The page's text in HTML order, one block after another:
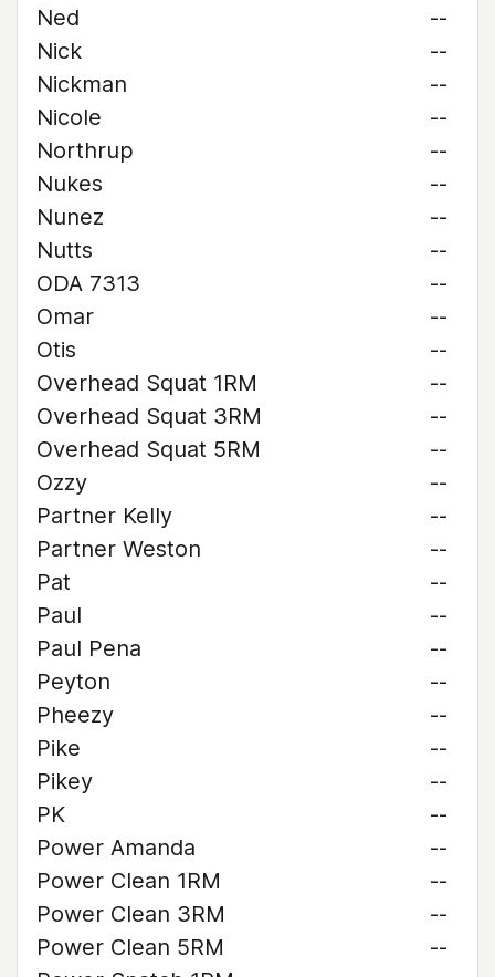
Ned
--
Nick
--
Nickman
--
Nicole
--
Northrup
--
Nukes
--
Nunez
--
Nutts
--
ODA 7313
--
Omar
--
Otis
--
Overhead Squat 1RM
--
Overhead Squat 3RM
--
Overhead Squat 5RM
--
Ozzy
--
Partner Kelly
--
Partner Weston
--
Pat
--
Paul
--
Paul Pena
--
Peyton
--
Pheezy
--
Pike
--
Pikey
--
PK
--
Power Amanda
--
Power Clean 1RM
--
Power Clean 3RM
--
Power Clean 5RM
--